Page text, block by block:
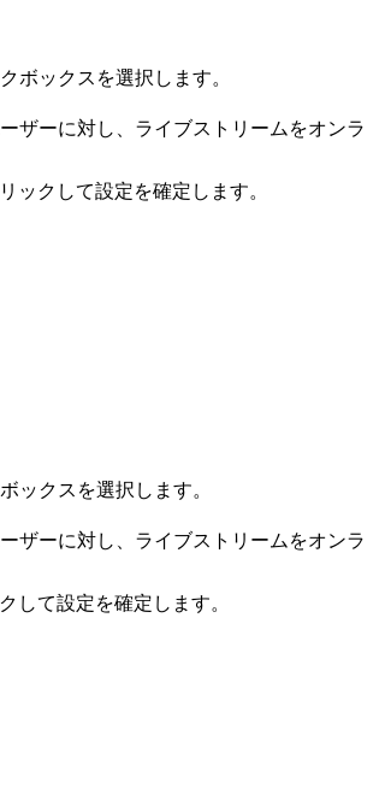
ボックスを選択します。
ザーに対し、ライブストリームをオンラ
ックして設定を確定します。
ックスを選択します。
ザーに対し、ライブストリームをオンラ
して設定を確定します。